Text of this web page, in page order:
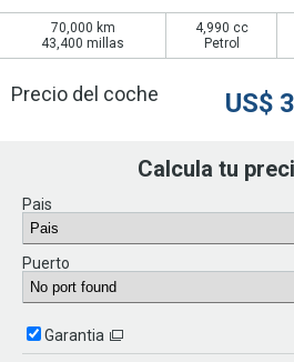
70,000 km
43,400 millas
4,990 cc
Petrol
Precio del coche US$
Calcula tu
Pais
Puerto
Garantia